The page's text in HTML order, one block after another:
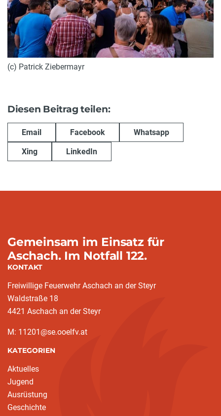
(c) Patrick Ziebermayr
Diesen Beitrag teilen:
Email Facebook Whatsapp
Xing LinkedIn
Gemeinsam im Einsatz für
Aschach. Im Notfall 122.
KONTAKT
Freiwillige Feuerwehr Aschach an der Steyr
Waldstraße 18
4421 Aschach an der Steyr
M: 11201@se.ooelfv.at
KATEGORIEN
Aktuelles
Jugend
Ausrüstung
Geschichte